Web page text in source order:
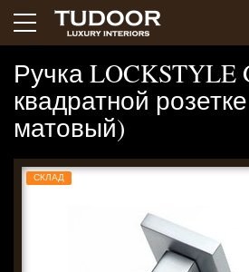
Ручка LOCKSTYLE
квадратной
матовый)
СКЛАД